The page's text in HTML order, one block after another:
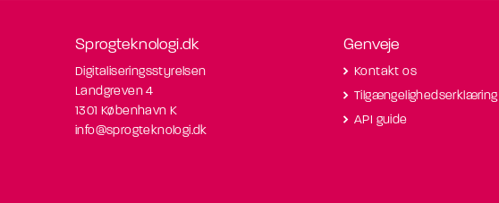
Sprogteknologi.dk
Digitaliseringsstyrelsen
Landgreven 4
1301 København K
info@sprogteknologi.dk
Genveje
Kontakt os
Tilgængelighedserklæring
API guide